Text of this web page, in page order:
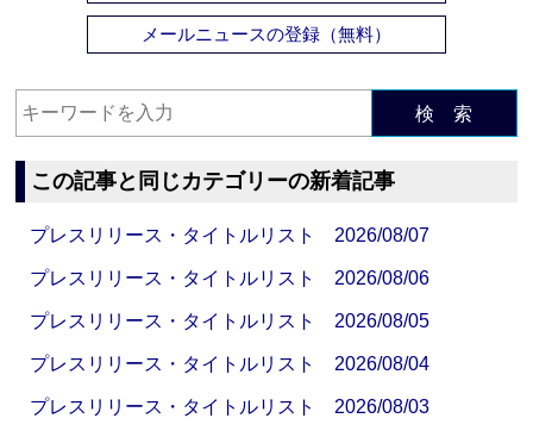
メールニュースの登録（無料）
検 索
この記事と同じカテゴリーの新着記事
プレスリリース・タイトルリスト 2026/08/07
プレスリリース・タイトルリスト 2026/08/06
プレスリリース・タイトルリスト 2026/08/05
プレスリリース・タイトルリスト 2026/08/04
プレスリリース・タイトルリスト 2026/08/03